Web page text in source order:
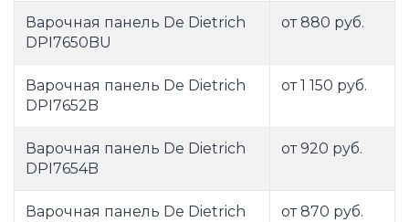
Варочная панель De Dietrich
DPI7650BU
от 880 руб.
Варочная панель De Dietrich
DPI7652B
от 1 150 руб.
Варочная панель De Dietrich
DPI7654B
от 920 руб.
Варочная панель De Dietrich
от 870 руб.